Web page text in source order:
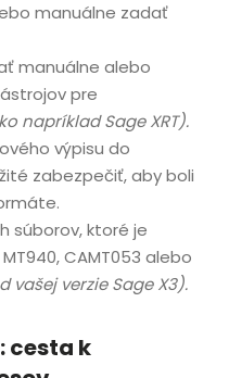
manuálne zadať
manuálne alebo
pre
napríklad Sage XRT).
výpisu do
zabezpečiť, aby boli
súborov, ktoré je
CAMT053 alebo
vašej verzie Sage X3).
cesta k